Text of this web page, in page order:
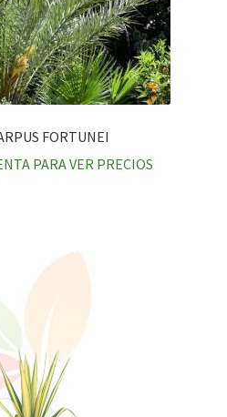
FORTUNEI
PARA VER PRECIOS